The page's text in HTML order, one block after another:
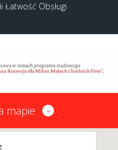
Łatwość Obsługi
mapie